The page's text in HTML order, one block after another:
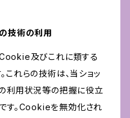
技術の利用
Cookie及びこれに類する
これらの技術は、当ショッ
利用状況等の把握に役立
す。Cookieを無効化され